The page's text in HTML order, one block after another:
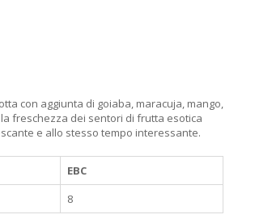
con aggiunta di goiaba, maracuja, mango,
freschezza dei sentori di frutta esotica
e allo stesso tempo interessante.
EBC
8